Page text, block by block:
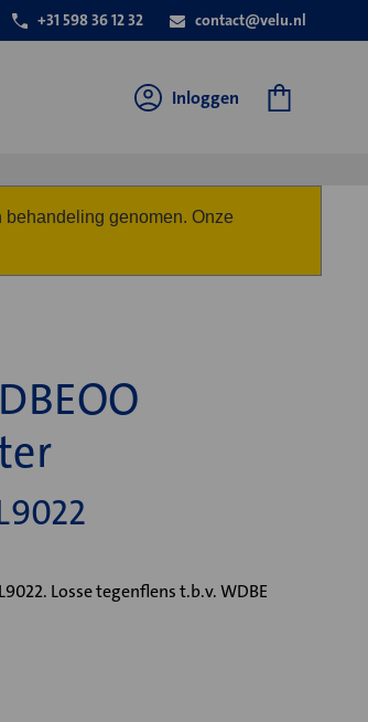
+31 598 36 12 32 contact@velu.nl
Inloggen
genomen. Onze
Losse tegenflens t.b.v. WDBE